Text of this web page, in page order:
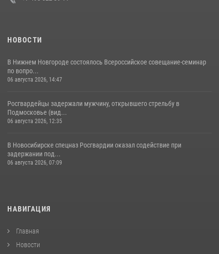
НОВОСТИ
В Нижнем Новгороде состоялось Всероссийское совещание-семинар
по вопро...
06 августа 2026, 14:47
Росгвардейцы задержали мужчину, открывшего стрельбу в
Подмосковье (вид...
06 августа 2026, 12:35
В Новосибирске спецназ Росгвардии оказал содействие при
задержании под...
06 августа 2026, 07:09
НАВИГАЦИЯ
Главная
Новости